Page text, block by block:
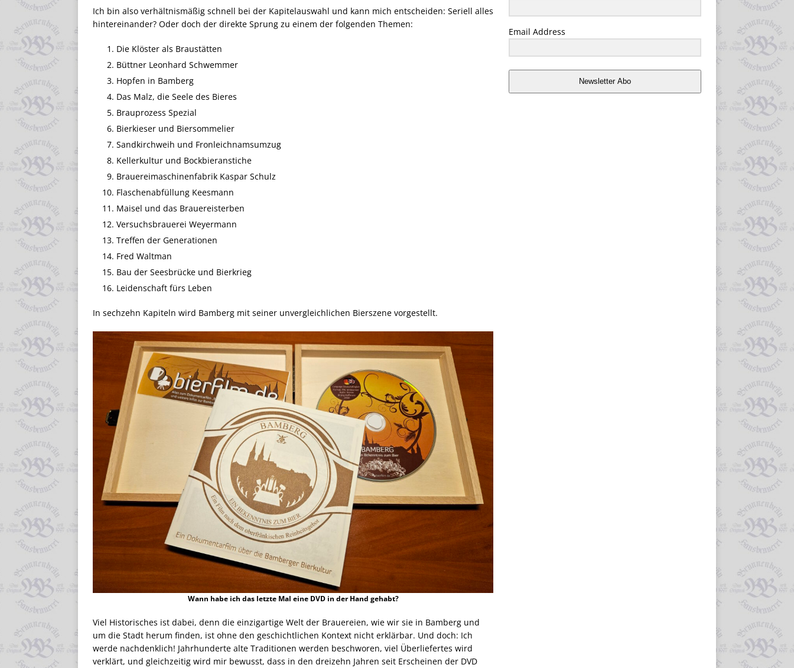
Ich bin also verhältnismäßig schnell bei der Kapitelauswahl und kann mich entscheiden: Seriell alles
hintereinander? Oder doch der direkte Sprung zu einem der folgenden Themen:
Die Klöster als Braustätten
Büttner Leonhard Schwemmer
Hopfen in Bamberg
Das Malz, die Seele des Bieres
Brauprozess Spezial
Bierkieser und Biersommelier
Sandkirchweih und Fronleichnamsumzug
Kellerkultur und Bockbieranstiche
Brauereimaschinenfabrik Kaspar Schulz
Flaschenabfüllung Keesmann
Maisel und das Brauereisterben
Versuchsbrauerei Weyermann
Treffen der Generationen
Fred Waltman
Bau der Seesbrücke und Bierkrieg
Leidenschaft fürs Leben
In sechzehn Kapiteln wird Bamberg mit seiner unvergleichlichen Bierszene vorgestellt.
Wann habe ich das letzte Mal eine DVD in der Hand gehabt?
Viel Historisches ist dabei, denn die einzigartige Welt der Brauereien, wie wir sie in Bamberg und
um die Stadt herum finden, ist ohne den geschichtlichen Kontext nicht erklärbar. Und doch: Ich
werde nachdenklich! Jahrhunderte alte Traditionen werden beschworen, viel Überliefertes wird
verklärt, und gleichzeitig wird mir bewusst, dass in den dreizehn Jahren seit Erscheinen der DVD
Email Address
Newsletter Abo